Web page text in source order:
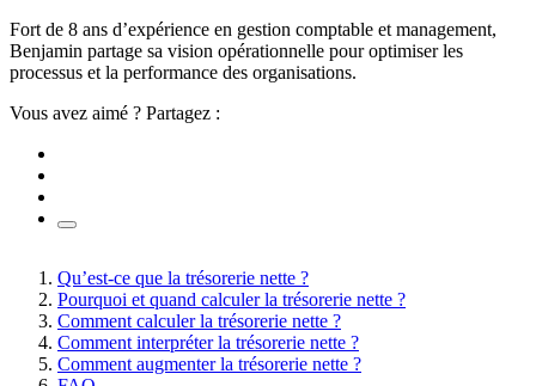
Fort de 8 ans d’expérience en gestion comptable et management,
Benjamin partage sa vision opérationnelle pour optimiser les
processus et la performance des organisations.
Vous avez aimé ? Partagez :
Qu’est-ce que la trésorerie nette ?
Pourquoi et quand calculer la trésorerie nette ?
Comment calculer la trésorerie nette ?
Comment interpréter la trésorerie nette ?
Comment augmenter la trésorerie nette ?